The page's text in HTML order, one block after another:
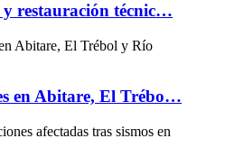
restauración técnic…
en Abitare, El Trébo…